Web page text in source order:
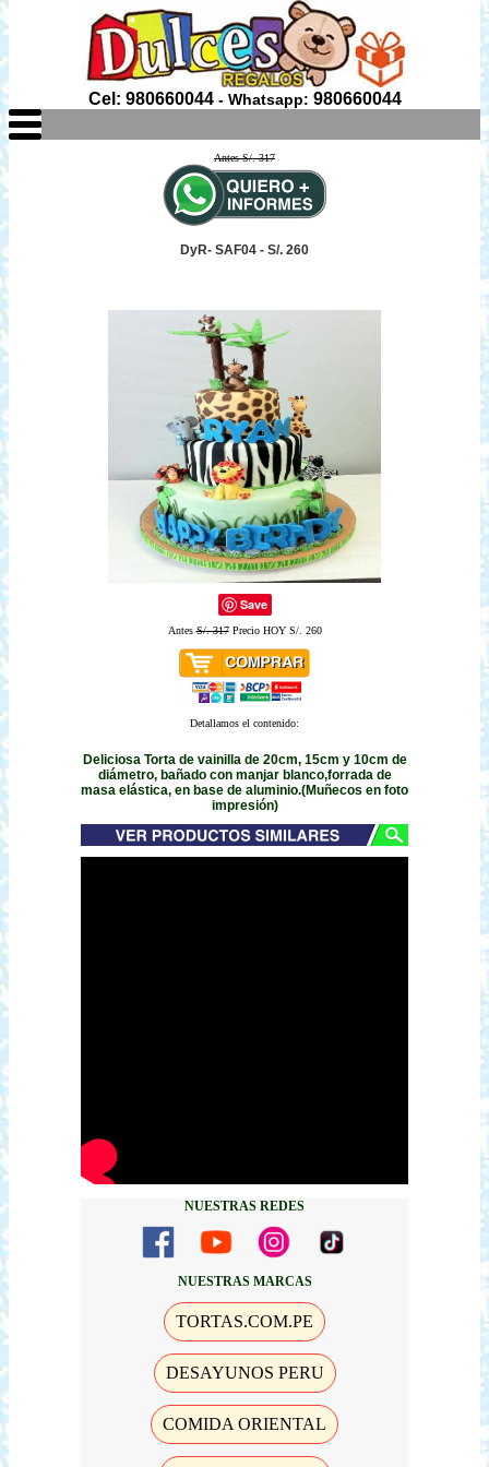
Cel: 980660044- Whatsapp: 980660044
Antes S/. 317
DyR- SAF04 - S/. 260
Save
AntesS/. 317Precio HOY S/. 260
Detallamos el contenido:
Deliciosa Torta de vainilla de 20cm, 15cm y 10cm de
diámetro, bañado con manjar blanco,forrada de
masa elástica, en base de aluminio.(Muñecos en foto
impresión)
NUESTRAS REDES
NUESTRAS MARCAS
TORTAS.COM.PE
DESAYUNOS PERU
COMIDA ORIENTAL